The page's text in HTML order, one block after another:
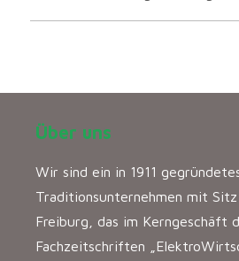
Über uns
Wir sind ein in 1911
Traditionsunternehmen mit
Freiburg, das im Kerngeschäft
Fachzeitschriften